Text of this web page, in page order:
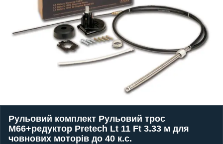
Рульовий комплект Рульовий трос
М66+редуктор Pretech Lt 11 Ft 3.33 м для
човнових моторів до 40 к.с.